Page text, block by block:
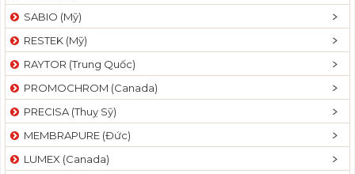
SABIO (Mỹ)
RESTEK (Mỹ)
RAYTOR (Trung Quốc)
PROMOCHROM (Canada)
PRECISA (Thuỵ Sỹ)
MEMBRAPURE (Đức)
LUMEX (Canada)